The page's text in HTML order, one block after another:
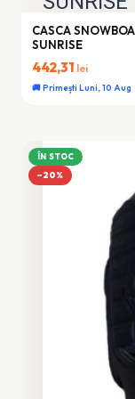
CASCA
SUNRISE
442,31 lei
🚚 Primești Luni, 10 Aug
ÎN STOC
−20%